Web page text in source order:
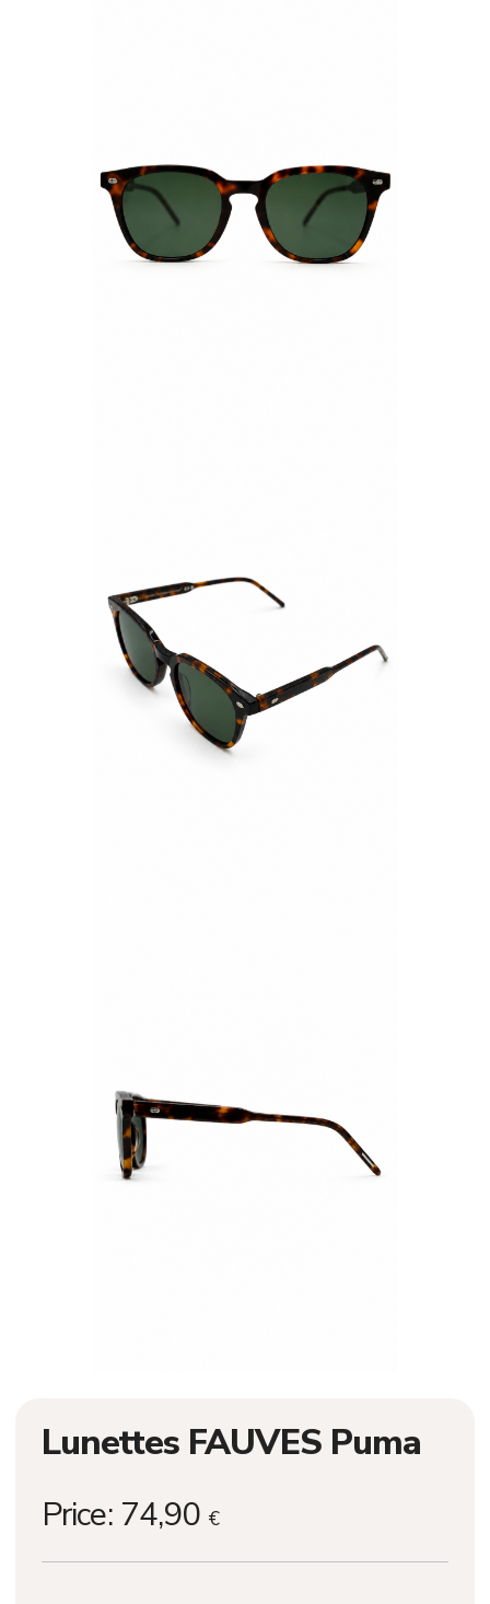
Lunettes FAUVES Puma
Price: 74,90 €